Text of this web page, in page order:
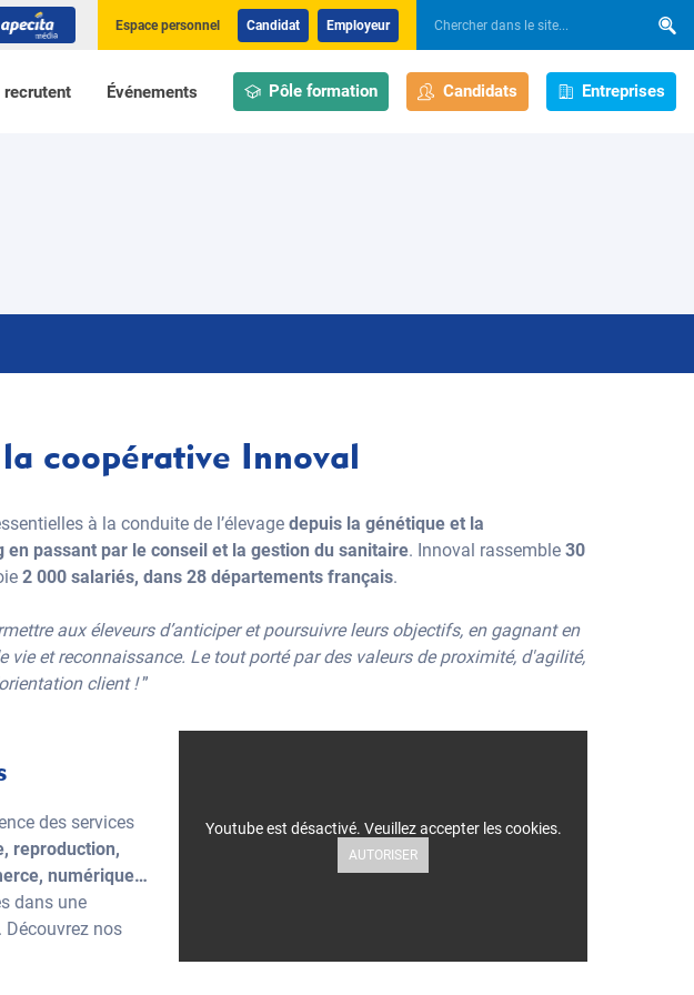
recrutent Événements Pôle formation Candidats Entreprises
Espace personnel Candidat Employeur
coopérative Innoval
à la conduite de l’élevage depuis la génétique et la
en passant par le conseil et la gestion du sanitaire. Innoval rassemble 30
2 000 salariés, dans 28 départements français.
aux éleveurs d’anticiper et poursuivre leurs objectifs, en gagnant en
vie et reconnaissance. Le tout porté par des valeurs de proximité, d'agilité,
client !”
des services
reproduction,
numérique…
dans une
Découvrez nos
Youtube est désactivé. Veuillez accepter les cookies.
AUTORISER